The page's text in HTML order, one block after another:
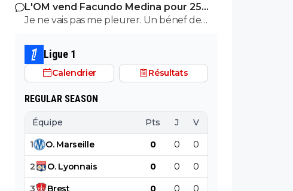
L'OM vend Facundo Medina pour 25ME
à Leverkusen
Je ne vais pas me pleurer. Un bénef de
4,5M sur un joueur qu'on dire être
facilement remplaçable, c'est bon, ça me
va perso. Bonne route à lui.
Ligue 1
Calendrier Résultats
REGULAR SEASON
Équipe Pts J V
1 O. Marseille 0 0 0
2 O. Lyonnais 0 0 0
3 Brest 0 0 0